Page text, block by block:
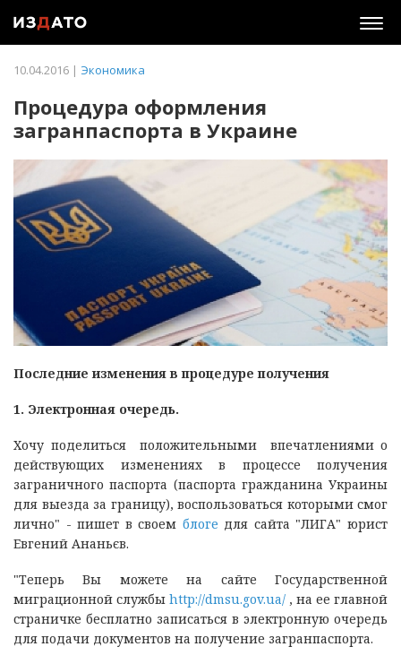
10.04.2016 | Экономика
Процедура оформления
загранпаспорта в Украине
Последние изменения в процедуре получения
1. Электронная очередь.
Хочу поделиться положительными впечатлениями о
действующих изменениях в процессе получения
заграничного паспорта (паспорта гражданина Украины
для выезда за границу), воспользоваться которыми смог
лично" - пишет в своем блоге для сайта "ЛИГА" юрист
Евгений Ананьєв.
"Теперь Вы можете на сайте Государственной
миграционной службы http://dmsu.gov.ua/ , на ее главной
страничке бесплатно записаться в электронную очередь
для подачи документов на получение загранпаспорта.